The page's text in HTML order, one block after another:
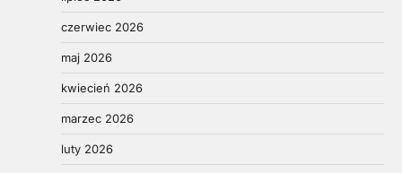
czerwiec 2026
maj 2026
kwiecień 2026
marzec 2026
luty 2026